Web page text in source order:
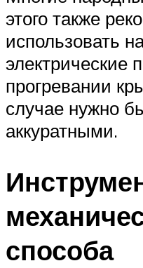
этого также
использовать
электрические
прогревании
случае нужно
аккуратными.
способа